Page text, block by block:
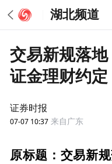
湖北频道
交易新规落
证金理财约定
证券时报
07-07 10:37 来自广东
原标题：交易新